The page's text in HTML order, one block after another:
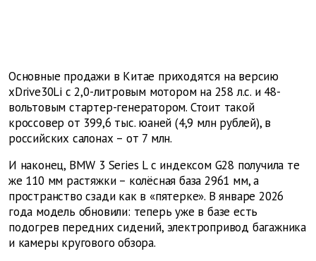
Основные продажи в Китае приходятся на версию
xDrive30Li с 2,0-литровым мотором на 258 л.с. и 48-
вольтовым стартер-генератором. Стоит такой
кроссовер от 399,6 тыс. юаней (4,9 млн рублей), в
российских салонах – от 7 млн.
И наконец, BMW 3 Series L с индексом G28 получила те
же 110 мм растяжки – колёсная база 2961 мм, а
пространство сзади как в «пятерке». В январе 2026
года модель обновили: теперь уже в базе есть
подогрев передних сидений, электропривод багажника
и камеры кругового обзора.